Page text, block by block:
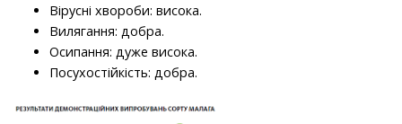
Вірусні хвороби: висока.
Вилягання: добра.
Осипання: дуже висока.
Посухостійкість: добра.